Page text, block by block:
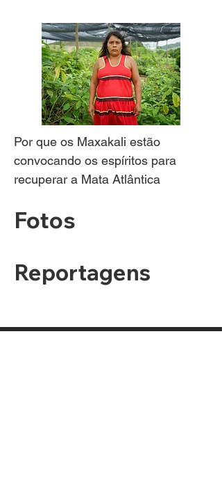
Por que os Maxakali estão
convocando os espíritos para
recuperar a Mata Atlântica
Fotos
Reportagens